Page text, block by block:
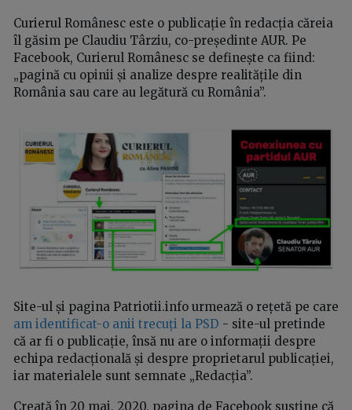
Curierul Românesc este o publicație în redacția căreia
îl găsim pe Claudiu Târziu, co-președinte AUR. Pe
Facebook, Curierul Românesc se definește ca fiind:
„pagină cu opinii și analize despre realitățile din
România sau care au legătură cu România”.
Site-ul și pagina Patriotii.info urmează o rețetă pe care
am identificat-o anii trecuți la PSD - site-ul pretinde
că ar fi o publicație, însă nu are o informații despre
echipa redacțională și despre proprietarul publicației,
iar materialele sunt semnate „Redacția”.
Creată în 20 mai, 2020, pagina de Facebook susține că